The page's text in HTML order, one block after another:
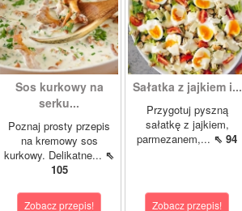
Sos kurkowy na
serku...
Poznaj prosty przepis
na kremowy sos
kurkowy. Delikatne... ⇖
105
Zobacz przepis!
Sałatka z jajkiem i...
Przygotuj pyszną
sałatkę z jajkiem,
parmezanem,... ⇖ 94
Zobacz przepis!